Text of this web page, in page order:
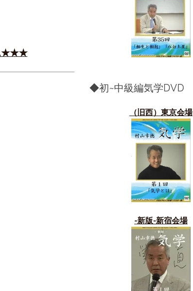
★★★
◆初~中級編気学DVD
（旧西）東京会場
-新版-新宿会場